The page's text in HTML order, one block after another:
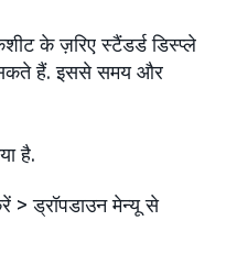
के ज़रिए स्टैंडर्ड डिस्प्ले
हैं. इससे समय और
है.
> ड्रॉपडाउन मेन्यू से